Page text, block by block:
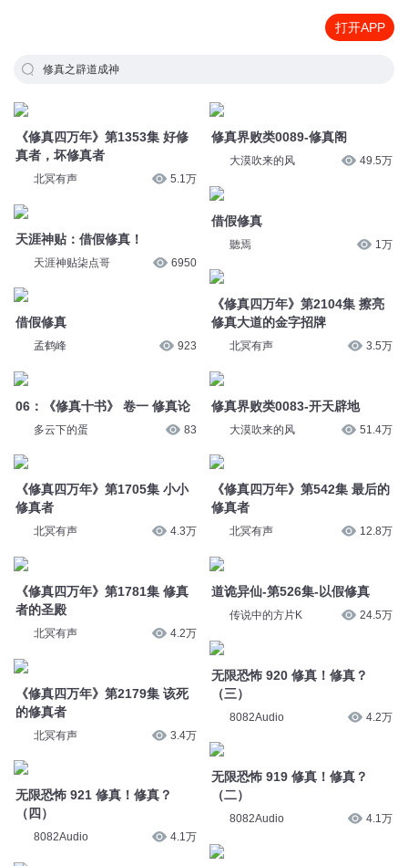
打开APP
修真之辟道成神
《修真四万年》第1353集 好修
真者，坏修真者
北冥有声 5.1万
天涯神贴：借假修真！
天涯神贴柒点哥 6950
借假修真
孟鹤峰 923
06：《修真十书》 卷一 修真论
多云下的蛋 83
《修真四万年》第1705集 小小
修真者
北冥有声 4.3万
《修真四万年》第1781集 修真
者的圣殿
北冥有声 4.2万
《修真四万年》第2179集 该死
的修真者
北冥有声 3.4万
无限恐怖 921 修真！修真？
（四）
8082Audio 4.1万
修真界败类0089-修真阁
大漠吹来的风 49.5万
借假修真
聽焉 1万
《修真四万年》第2104集 擦亮
修真大道的金字招牌
北冥有声 3.5万
修真界败类0083-开天辟地
大漠吹来的风 51.4万
《修真四万年》第542集 最后的
修真者
北冥有声 12.8万
道诡异仙-第526集-以假修真
传说中的方片K 24.5万
无限恐怖 920 修真！修真？
（三）
8082Audio 4.2万
无限恐怖 919 修真！修真？
（二）
8082Audio 4.1万